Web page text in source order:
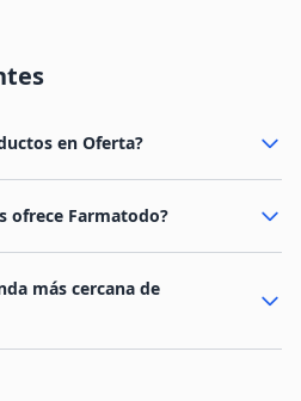
en Oferta?
ofrece Farmatodo?
más cercana de